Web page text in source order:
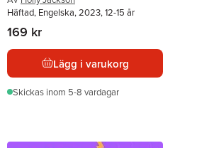
Häftad, Engelska, 2023, 12-15 år
169 kr
Lägg i varukorg
Skickas inom 5-8 vardagar